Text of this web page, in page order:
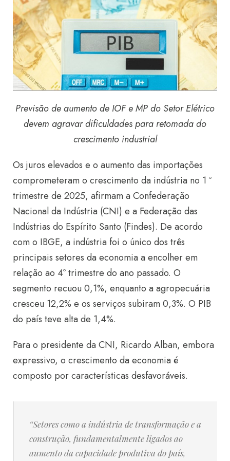
Previsão de aumento de IOF e MP do Setor Elétrico
devem agravar dificuldades para retomada do
crescimento industrial
Os juros elevados e o aumento das importações
comprometeram o crescimento da indústria no 1 º
trimestre de 2025, afirmam a Confederação
Nacional da Indústria (CNI) e a Federação das
Indústrias do Espírito Santo (Findes). De acordo
com o IBGE, a indústria foi o único dos três
principais setores da economia a encolher em
relação ao 4º trimestre do ano passado. O
segmento recuou 0,1%, enquanto a agropecuária
cresceu 12,2% e os serviços subiram 0,3%. O PIB
do país teve alta de 1,4%.
Para o presidente da CNI, Ricardo Alban, embora
expressivo, o crescimento da economia é
composto por características desfavoráveis.
“Setores como a indústria de transformação e a
construção, fundamentalmente ligados ao
aumento da capacidade produtiva do país,